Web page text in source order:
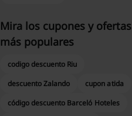
Mira los cupones y ofertas
más populares
codigo descuento Riu
descuento Zalando
cupon atida
código descuento Barceló Hoteles